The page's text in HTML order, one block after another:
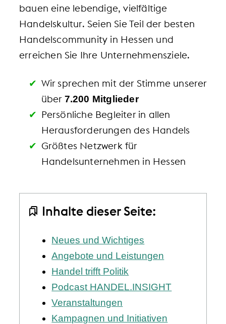
bauen eine lebendige, vielfältige
Handelskultur. Seien Sie Teil der besten
Handelscommunity in Hessen und
erreichen Sie Ihre Unternehmensziele.
Wir sprechen mit der Stimme unserer
über 7.200 Mitglieder
Persönliche Begleiter in allen
Herausforderungen des Handels
Größtes Netzwerk für
Handelsunternehmen in Hessen
Inhalte dieser Seite:
Neues und Wichtiges
Angebote und Leistungen
Handel trifft Politik
Podcast HANDEL.INSIGHT
Veranstaltungen
Kampagnen und Initiativen